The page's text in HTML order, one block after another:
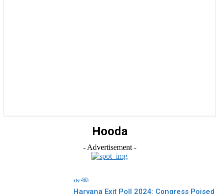
Hooda
- Advertisement -
राजनीति
Haryana Exit Poll 2024: Congress Poised